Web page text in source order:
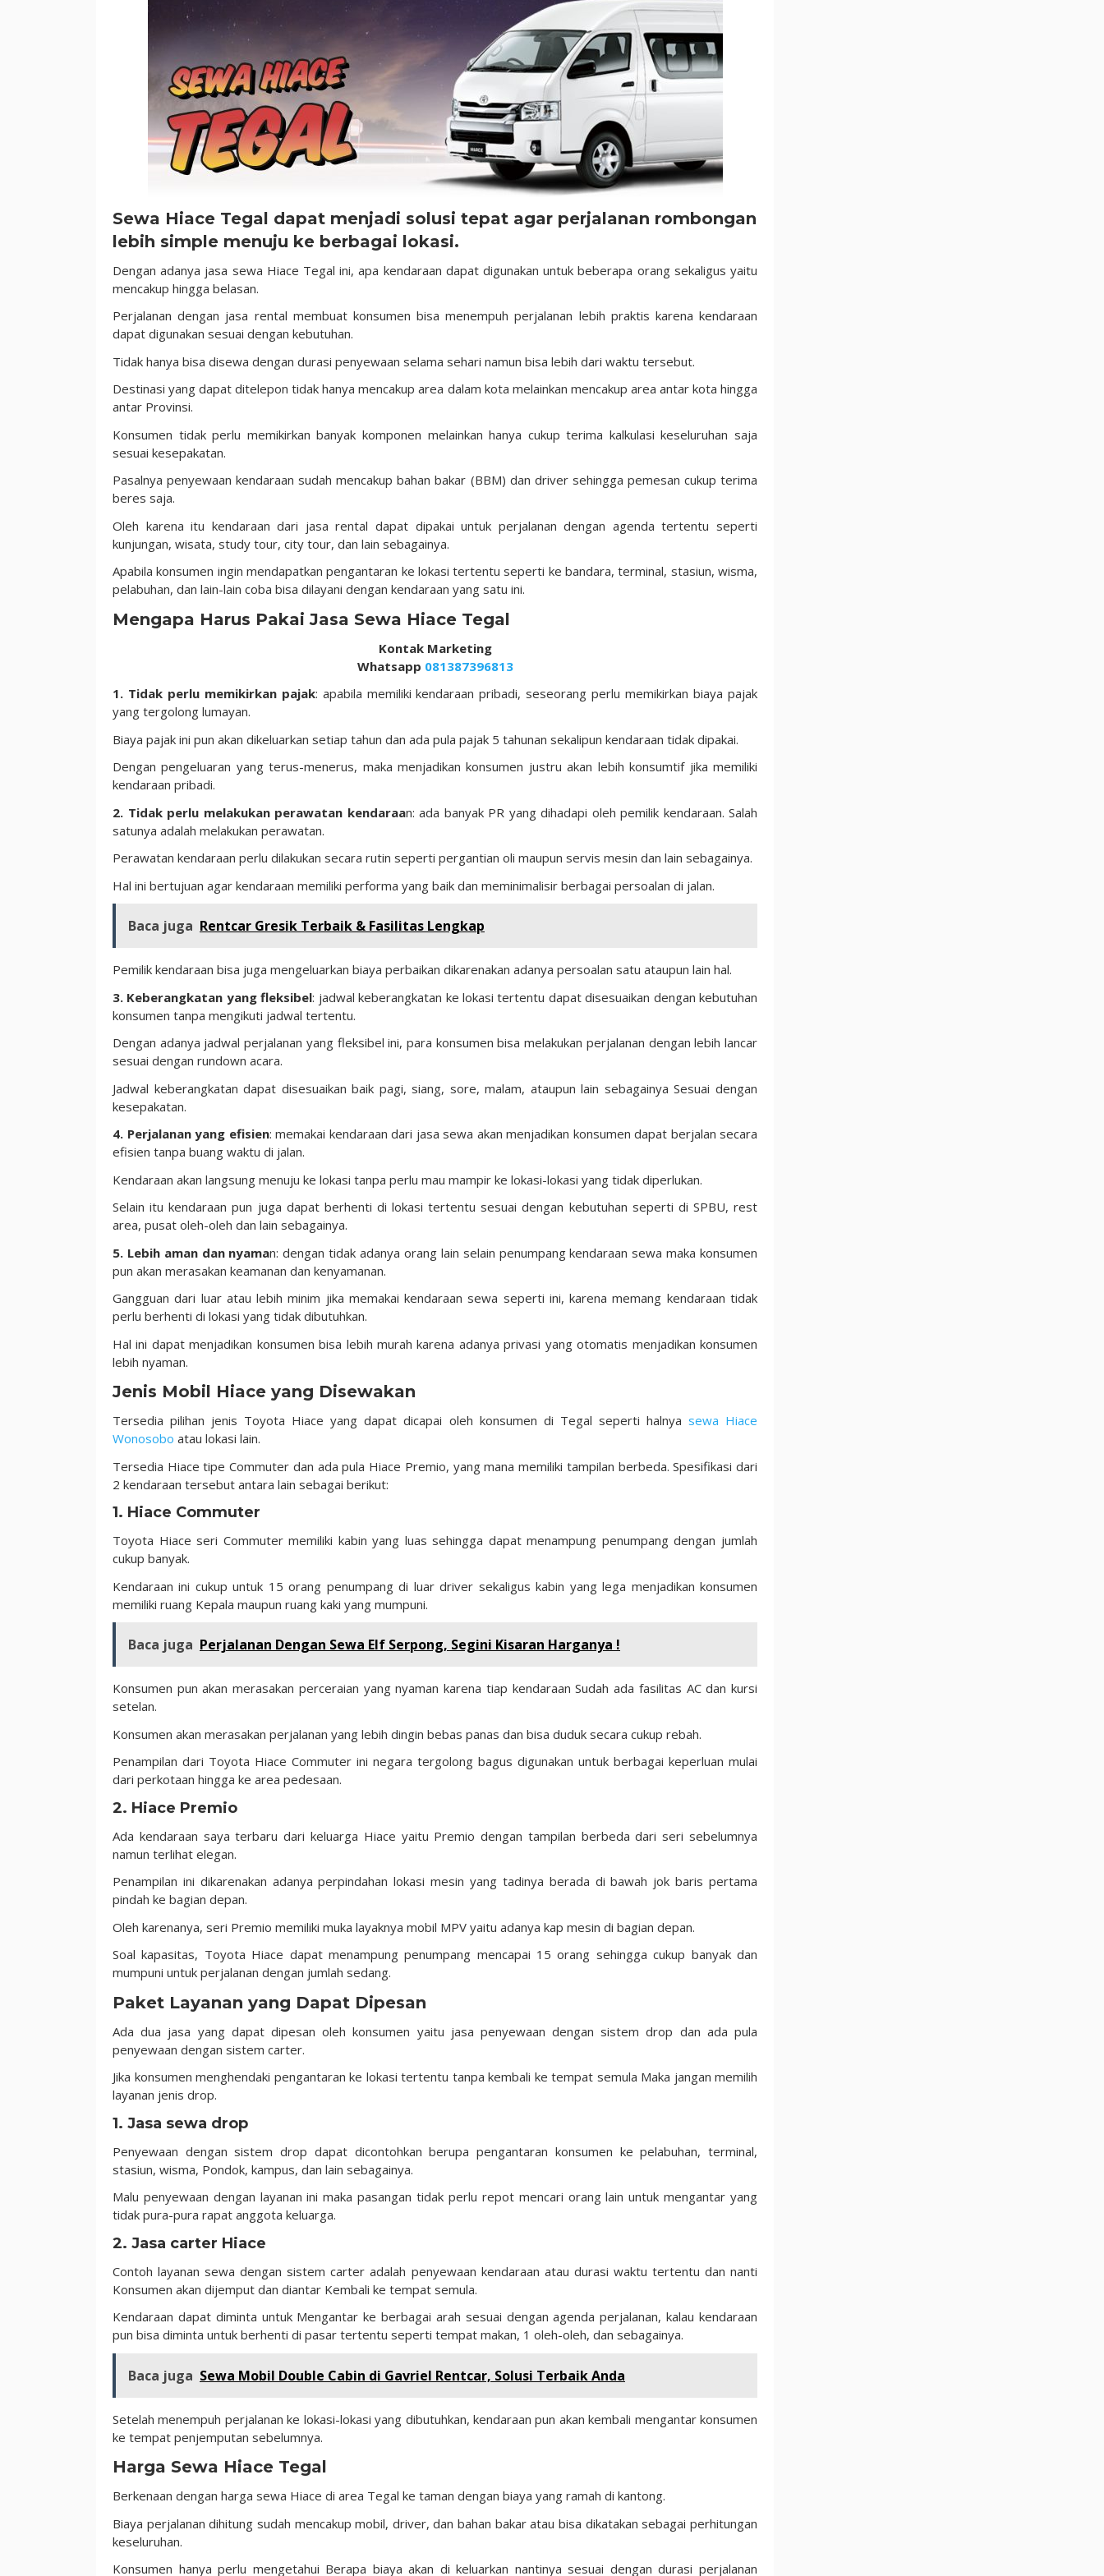
Sewa Hiace Tegal dapat menjadi solusi tepat agar perjalanan rombongan
lebih simple menuju ke berbagai lokasi.
Dengan adanya jasa sewa Hiace Tegal ini, apa kendaraan dapat digunakan untuk beberapa orang sekaligus yaitu
mencakup hingga belasan.
Perjalanan dengan jasa rental membuat konsumen bisa menempuh perjalanan lebih praktis karena kendaraan
dapat digunakan sesuai dengan kebutuhan.
Tidak hanya bisa disewa dengan durasi penyewaan selama sehari namun bisa lebih dari waktu tersebut.
Destinasi yang dapat ditelepon tidak hanya mencakup area dalam kota melainkan mencakup area antar kota hingga
antar Provinsi.
Konsumen tidak perlu memikirkan banyak komponen melainkan hanya cukup terima kalkulasi keseluruhan saja
sesuai kesepakatan.
Pasalnya penyewaan kendaraan sudah mencakup bahan bakar (BBM) dan driver sehingga pemesan cukup terima
beres saja.
Oleh karena itu kendaraan dari jasa rental dapat dipakai untuk perjalanan dengan agenda tertentu seperti
kunjungan, wisata, study tour, city tour, dan lain sebagainya.
Apabila konsumen ingin mendapatkan pengantaran ke lokasi tertentu seperti ke bandara, terminal, stasiun, wisma,
pelabuhan, dan lain-lain coba bisa dilayani dengan kendaraan yang satu ini.
Mengapa Harus Pakai Jasa Sewa Hiace Tegal
Kontak Marketing
Whatsapp 081387396813
1. Tidak perlu memikirkan pajak: apabila memiliki kendaraan pribadi, seseorang perlu memikirkan biaya pajak
yang tergolong lumayan.
Biaya pajak ini pun akan dikeluarkan setiap tahun dan ada pula pajak 5 tahunan sekalipun kendaraan tidak dipakai.
Dengan pengeluaran yang terus-menerus, maka menjadikan konsumen justru akan lebih konsumtif jika memiliki
kendaraan pribadi.
2. Tidak perlu melakukan perawatan kendaraan: ada banyak PR yang dihadapi oleh pemilik kendaraan. Salah
satunya adalah melakukan perawatan.
Perawatan kendaraan perlu dilakukan secara rutin seperti pergantian oli maupun servis mesin dan lain sebagainya.
Hal ini bertujuan agar kendaraan memiliki performa yang baik dan meminimalisir berbagai persoalan di jalan.
Baca juga Rentcar Gresik Terbaik & Fasilitas Lengkap
Pemilik kendaraan bisa juga mengeluarkan biaya perbaikan dikarenakan adanya persoalan satu ataupun lain hal.
3. Keberangkatan yang fleksibel: jadwal keberangkatan ke lokasi tertentu dapat disesuaikan dengan kebutuhan
konsumen tanpa mengikuti jadwal tertentu.
Dengan adanya jadwal perjalanan yang fleksibel ini, para konsumen bisa melakukan perjalanan dengan lebih lancar
sesuai dengan rundown acara.
Jadwal keberangkatan dapat disesuaikan baik pagi, siang, sore, malam, ataupun lain sebagainya Sesuai dengan
kesepakatan.
4. Perjalanan yang efisien: memakai kendaraan dari jasa sewa akan menjadikan konsumen dapat berjalan secara
efisien tanpa buang waktu di jalan.
Kendaraan akan langsung menuju ke lokasi tanpa perlu mau mampir ke lokasi-lokasi yang tidak diperlukan.
Selain itu kendaraan pun juga dapat berhenti di lokasi tertentu sesuai dengan kebutuhan seperti di SPBU, rest
area, pusat oleh-oleh dan lain sebagainya.
5. Lebih aman dan nyaman: dengan tidak adanya orang lain selain penumpang kendaraan sewa maka konsumen
pun akan merasakan keamanan dan kenyamanan.
Gangguan dari luar atau lebih minim jika memakai kendaraan sewa seperti ini, karena memang kendaraan tidak
perlu berhenti di lokasi yang tidak dibutuhkan.
Hal ini dapat menjadikan konsumen bisa lebih murah karena adanya privasi yang otomatis menjadikan konsumen
lebih nyaman.
Jenis Mobil Hiace yang Disewakan
Tersedia pilihan jenis Toyota Hiace yang dapat dicapai oleh konsumen di Tegal seperti halnya sewa Hiace
Wonosobo atau lokasi lain.
Tersedia Hiace tipe Commuter dan ada pula Hiace Premio, yang mana memiliki tampilan berbeda. Spesifikasi dari
2 kendaraan tersebut antara lain sebagai berikut:
1. Hiace Commuter
Toyota Hiace seri Commuter memiliki kabin yang luas sehingga dapat menampung penumpang dengan jumlah
cukup banyak.
Kendaraan ini cukup untuk 15 orang penumpang di luar driver sekaligus kabin yang lega menjadikan konsumen
memiliki ruang Kepala maupun ruang kaki yang mumpuni.
Baca juga Perjalanan Dengan Sewa Elf Serpong, Segini Kisaran Harganya !
Konsumen pun akan merasakan perceraian yang nyaman karena tiap kendaraan Sudah ada fasilitas AC dan kursi
setelan.
Konsumen akan merasakan perjalanan yang lebih dingin bebas panas dan bisa duduk secara cukup rebah.
Penampilan dari Toyota Hiace Commuter ini negara tergolong bagus digunakan untuk berbagai keperluan mulai
dari perkotaan hingga ke area pedesaan.
2. Hiace Premio
Ada kendaraan saya terbaru dari keluarga Hiace yaitu Premio dengan tampilan berbeda dari seri sebelumnya
namun terlihat elegan.
Penampilan ini dikarenakan adanya perpindahan lokasi mesin yang tadinya berada di bawah jok baris pertama
pindah ke bagian depan.
Oleh karenanya, seri Premio memiliki muka layaknya mobil MPV yaitu adanya kap mesin di bagian depan.
Soal kapasitas, Toyota Hiace dapat menampung penumpang mencapai 15 orang sehingga cukup banyak dan
mumpuni untuk perjalanan dengan jumlah sedang.
Paket Layanan yang Dapat Dipesan
Ada dua jasa yang dapat dipesan oleh konsumen yaitu jasa penyewaan dengan sistem drop dan ada pula
penyewaan dengan sistem carter.
Jika konsumen menghendaki pengantaran ke lokasi tertentu tanpa kembali ke tempat semula Maka jangan memilih
layanan jenis drop.
1. Jasa sewa drop
Penyewaan dengan sistem drop dapat dicontohkan berupa pengantaran konsumen ke pelabuhan, terminal,
stasiun, wisma, Pondok, kampus, dan lain sebagainya.
Malu penyewaan dengan layanan ini maka pasangan tidak perlu repot mencari orang lain untuk mengantar yang
tidak pura-pura rapat anggota keluarga.
2. Jasa carter Hiace
Contoh layanan sewa dengan sistem carter adalah penyewaan kendaraan atau durasi waktu tertentu dan nanti
Konsumen akan dijemput dan diantar Kembali ke tempat semula.
Kendaraan dapat diminta untuk Mengantar ke berbagai arah sesuai dengan agenda perjalanan, kalau kendaraan
pun bisa diminta untuk berhenti di pasar tertentu seperti tempat makan, 1 oleh-oleh, dan sebagainya.
Baca juga Sewa Mobil Double Cabin di Gavriel Rentcar, Solusi Terbaik Anda
Setelah menempuh perjalanan ke lokasi-lokasi yang dibutuhkan, kendaraan pun akan kembali mengantar konsumen
ke tempat penjemputan sebelumnya.
Harga Sewa Hiace Tegal
Berkenaan dengan harga sewa Hiace di area Tegal ke taman dengan biaya yang ramah di kantong.
Biaya perjalanan dihitung sudah mencakup mobil, driver, dan bahan bakar atau bisa dikatakan sebagai perhitungan
keseluruhan.
Konsumen hanya perlu mengetahui Berapa biaya akan di keluarkan nantinya sesuai dengan durasi perjalanan